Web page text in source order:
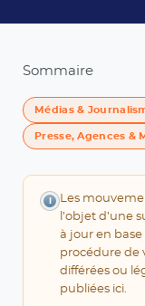
Sommaire
Médias &
Presse, Agences &
Les
l’objet d’une
à jour en
procédure de
différées ou
publiées ici.